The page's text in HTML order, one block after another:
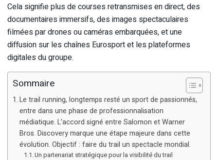
Cela signifie plus de courses retransmises en direct, des
documentaires immersifs, des images spectaculaires
filmées par drones ou caméras embarquées, et une
diffusion sur les chaînes Eurosport et les plateformes
digitales du groupe.
Sommaire
Le trail running, longtemps resté un sport de passionnés,
entre dans une phase de professionnalisation
médiatique. L’accord signé entre Salomon et Warner
Bros. Discovery marque une étape majeure dans cette
évolution. Objectif : faire du trail un spectacle mondial.
Un partenariat stratégique pour la visibilité du trail